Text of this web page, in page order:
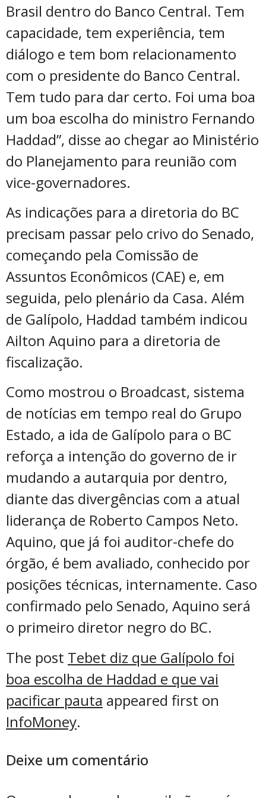
Brasil dentro do Banco Central. Tem
capacidade, tem experiência, tem
diálogo e tem bom relacionamento
com o presidente do Banco Central.
Tem tudo para dar certo. Foi uma boa
um boa escolha do ministro Fernando
Haddad”, disse ao chegar ao Ministério
do Planejamento para reunião com
vice-governadores.
As indicações para a diretoria do BC
precisam passar pelo crivo do Senado,
começando pela Comissão de
Assuntos Econômicos (CAE) e, em
seguida, pelo plenário da Casa. Além
de Galípolo, Haddad também indicou
Ailton Aquino para a diretoria de
fiscalização.
Como mostrou o Broadcast, sistema
de notícias em tempo real do Grupo
Estado, a ida de Galípolo para o BC
reforça a intenção do governo de ir
mudando a autarquia por dentro,
diante das divergências com a atual
liderança de Roberto Campos Neto.
Aquino, que já foi auditor-chefe do
órgão, é bem avaliado, conhecido por
posições técnicas, internamente. Caso
confirmado pelo Senado, Aquino será
o primeiro diretor negro do BC.
The post Tebet diz que Galípolo foi
boa escolha de Haddad e que vai
pacificar pauta appeared first on
InfoMoney.
Deixe um comentário